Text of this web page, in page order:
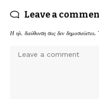
Leave a
Η ηλ. διεύθυνση σας δεν δημοσιεύεται.